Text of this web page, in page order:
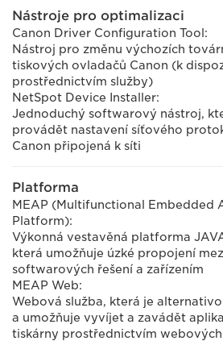
Nástroje pro optimalizaci
Canon Driver Configuration Tool:
Nástroj pro změnu výchozích
tiskových ovladačů Canon (k
prostřednictvím služby)
NetSpot Device Installer:
Jednoduchý softwarový nástroj,
provádět nastavení síťového
Canon připojená k síti
Platforma
MEAP (Multifunctional Embedded
Platform):
Výkonná vestavěná platforma
která umožňuje úzké propojení
softwarových řešení a zařízením
MEAP Web:
Webová služba, která je
a umožňuje vyvíjet a zavádět
tiskárny prostřednictvím webových